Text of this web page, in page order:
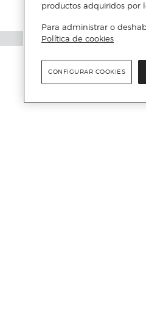
productos adquiridos por
Para administrar o
Política de cookies
CONFIGURAR COOKIES